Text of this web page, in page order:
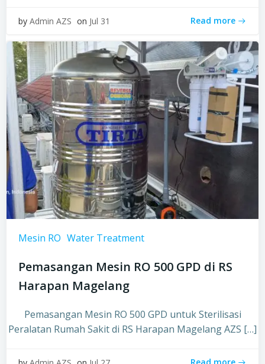
by Admin AZS on Jul 31 Read more
Mesin RO Water Treatment
Pemasangan Mesin RO 500 GPD di RS
Harapan Magelang
Pemasangan Mesin RO 500 GPD untuk Sterilisasi
Peralatan Rumah Sakit di RS Harapan Magelang AZS […]